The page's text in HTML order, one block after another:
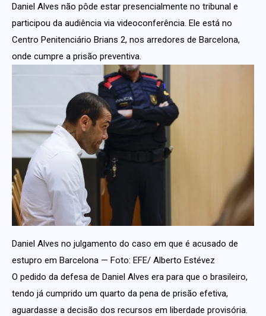
Daniel Alves não pôde estar presencialmente no tribunal e
participou da audiência via videoconferência. Ele está no
Centro Penitenciário Brians 2, nos arredores de Barcelona,
onde cumpre a prisão preventiva.
Daniel Alves no julgamento do caso em que é acusado de
estupro em Barcelona — Foto: EFE/ Alberto Estévez
O pedido da defesa de Daniel Alves era para que o brasileiro,
tendo já cumprido um quarto da pena de prisão efetiva,
aguardasse a decisão dos recursos em liberdade provisória.